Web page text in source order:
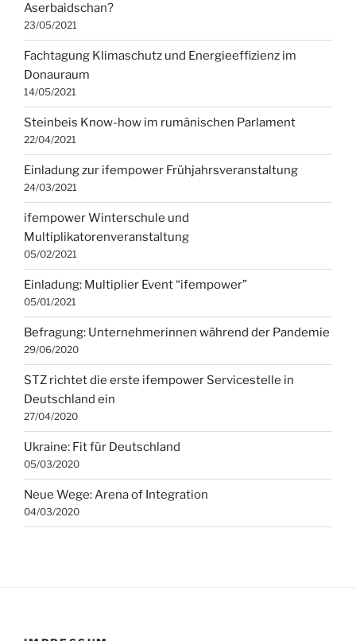
Aserbaidschan?
23/05/2021
Fachtagung Klimaschutz und Energieeffizienz im
Donauraum
14/05/2021
Steinbeis Know-how im rumänischen Parlament
22/04/2021
Einladung zur ifempower Frühjahrsveranstaltung
24/03/2021
ifempower Winterschule und
Multiplikatorenveranstaltung
05/02/2021
Einladung: Multiplier Event “ifempower”
05/01/2021
Befragung: Unternehmerinnen während der Pandemie
29/06/2020
STZ richtet die erste ifempower Servicestelle in
Deutschland ein
27/04/2020
Ukraine: Fit für Deutschland
05/03/2020
Neue Wege: Arena of Integration
04/03/2020